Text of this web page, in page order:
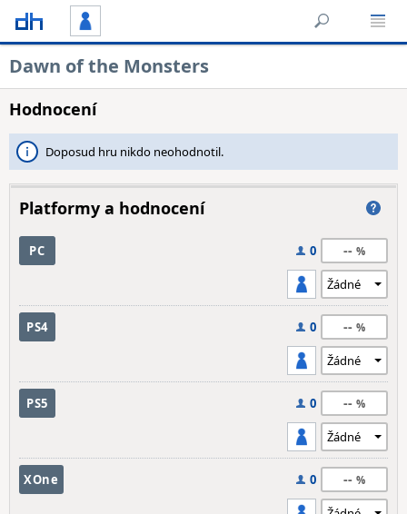
Dawn of the Monsters
Hodnocení
Doposud hru nikdo neohodnotil.
Platformy a hodnocení
PC 0 --
PS4 0 --
PS5 0 --
XOne 0 --